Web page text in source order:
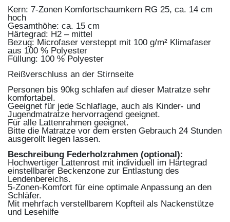
Kern: 7-Zonen Komfortschaumkern RG 25, ca. 14 cm
hoch
Gesamthöhe: ca. 15 cm
Härtegrad: H2 – mittel
Bezug: Microfaser versteppt mit 100 g/m² Klimafaser
aus 100 % Polyester
Füllung: 100 % Polyester
Reißverschluss an der Stirnseite
Personen bis 90kg schlafen auf dieser Matratze sehr
komfortabel.
Geeignet für jede Schlaflage, auch als Kinder- und
Jugendmatratze hervorragend geeignet.
Für alle Lattenrahmen geeignet.
Bitte die Matratze vor dem ersten Gebrauch 24 Stunden
ausgerollt liegen lassen.
Beschreibung Federholzrahmen (optional):
Hochwertiger Lattenrost mit individuell im Härtegrad
einstellbarer Beckenzone zur Entlastung des
Lendenbereichs.
5-Zonen-Komfort für eine optimale Anpassung an den
Schläfer.
Mit mehrfach verstellbarem Kopfteil als Nackenstütze
und Lesehilfe